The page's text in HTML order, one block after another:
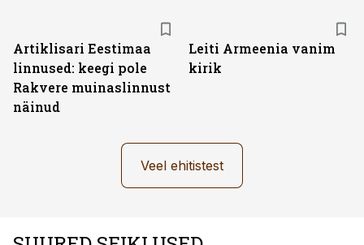
Artiklisari Eestimaa
linnused: keegi pole
Rakvere muinaslinnust
näinud
Leiti Armeenia vanim
kirik
Veel ehitistest